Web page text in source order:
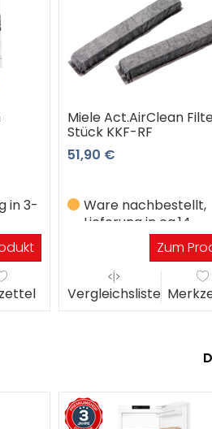
in 3-
Miele Act.AirClean
Stück KKF-RF
51,90 €
Ware nachbestellt,
Lieferung in ca.14
WerktagenZum
Vergleichsliste